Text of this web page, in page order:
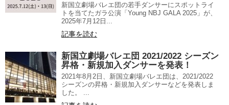
新国立劇場バレエ団の若手ダンサーにスポットライ
トを当てたガラ公演「Young NBJ GALA 2025」が、
2025年7月12日...
記事を読む
新国立劇場バレエ団 2021/2022 シーズン
昇格・新規加入ダンサーを発表！
2021年8月2日、新国立劇場バレエ団は、2021/2022
シーズンの昇格・新規加入ダンサーなどを発表しま
した。 ...